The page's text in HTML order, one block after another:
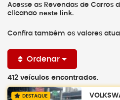
Acesse as Revendas de Carros
clicando neste link.
Confira também os valores
Ordenar
412 veículos encontrados.
DESTAQUE